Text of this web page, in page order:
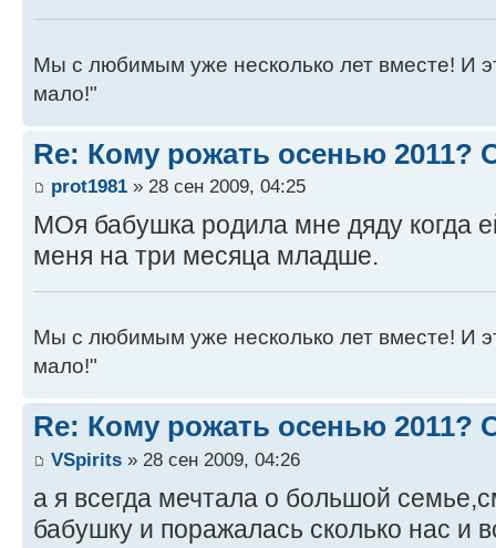
Мы с любимым уже несколько лет вместе! И
мало!"
Re: Кому рожать осенью 2011?
prot1981 » 28 сен 2009, 04:25
МОя бабушка родила мне дяду когда
меня на три месяца младше.
Мы с любимым уже несколько лет вместе! И
мало!"
Re: Кому рожать осенью 2011?
VSpirits » 28 сен 2009, 04:26
а я всегда мечтала о большой
бабушку и поражалась сколько нас и